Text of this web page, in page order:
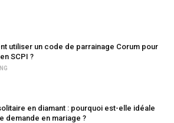
utiliser un code de parrainage Corum pour
SCPI ?
en diamant : pourquoi est-elle idéale
demande en mariage ?